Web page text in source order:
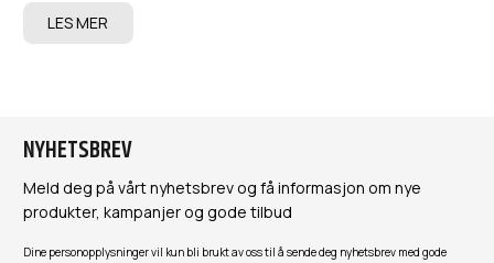
LES MER
NYHETSBREV
Meld deg på vårt nyhetsbrev og få informasjon om nye
produkter, kampanjer og gode tilbud
Dine personopplysninger vil kun bli brukt av oss til å sende deg nyhetsbrev med gode